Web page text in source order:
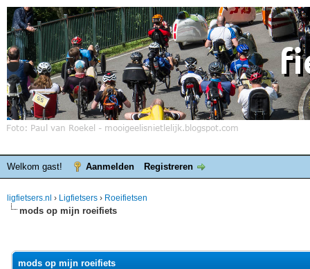
Welkom gast! Aanmelden Registreren
ligfietsers.nl › Ligfietsers › Roeifietsen
mods op mijn roeifiets
mods op mijn roeifiets